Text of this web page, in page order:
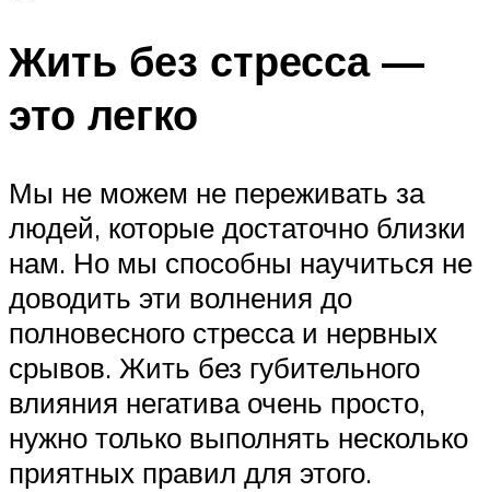
Жить без стресса —
это легко
Мы не можем не переживать за
людей, которые достаточно близки
нам. Но мы способны научиться не
доводить эти волнения до
полновесного стресса и нервных
срывов. Жить без губительного
влияния негатива очень просто,
нужно только выполнять несколько
приятных правил для этого.